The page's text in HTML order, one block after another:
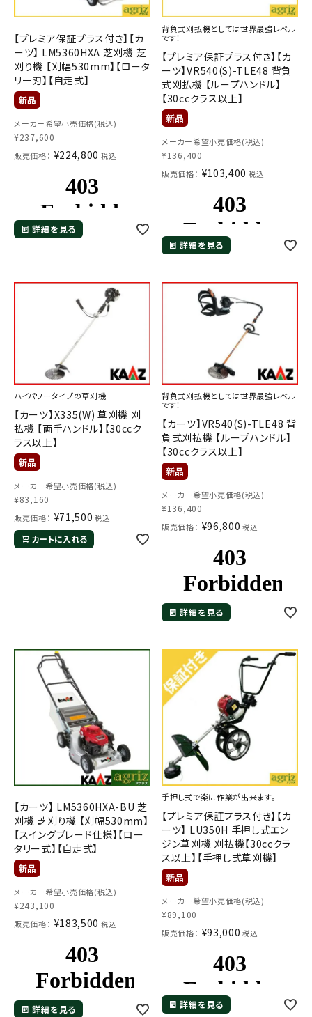
【プレミア保証プラス付き】【カ
ーツ】 LM5360HXA 芝刈機 芝
刈り機 【刈幅530mm】【ロータ
リー刃】【自走式】
メーカー希望小売価格(税込)
¥237,600
販売価格： ¥224,800 税込
詳細を見る
背負式刈払機としては世界最強レベル
です！
【プレミア保証プラス付き】【カ
ーツ】VR540(S)-TLE48 背負
式刈払機 【ループハンドル】
【30ccクラス以上】
メーカー希望小売価格(税込)
¥136,400
販売価格： ¥103,400 税込
詳細を見る
ハイパワータイプの草刈機
【カーツ】X335(W) 草刈機 刈
払機 【両手ハンドル】【30ccク
ラス以上】
メーカー希望小売価格(税込)
¥83,160
販売価格： ¥71,500 税込
カートに入れる
背負式刈払機としては世界最強レベル
です！
【カーツ】VR540(S)-TLE48 背
負式刈払機 【ループハンドル】
【30ccクラス以上】
メーカー希望小売価格(税込)
¥136,400
販売価格： ¥96,800 税込
詳細を見る
【カーツ】 LM5360HXA-BU 芝
刈機 芝刈り機 【刈幅530mm】
【スイングブレード仕様】【ロー
タリー式】【自走式】
メーカー希望小売価格(税込)
¥243,100
販売価格： ¥183,500 税込
詳細を見る
手押し式で楽に作業が出来ます。
【プレミア保証プラス付き】【カ
ーツ】 LU350H 手押し式エン
ジン草刈機 刈払機【30ccクラ
ス以上】【手押し式草刈機】
メーカー希望小売価格(税込)
¥89,100
販売価格： ¥93,000 税込
詳細を見る